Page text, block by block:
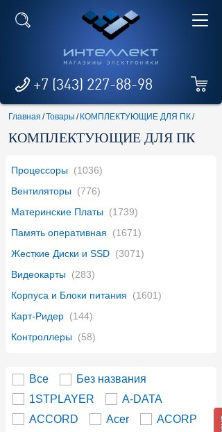
+7 (343) 227-88-98
Главная /Товары / КОМПЛЕКТУЮЩИЕ ДЛЯ ПК/
КОМПЛЕКТУЮЩИЕ ДЛЯ ПК
Процессоры (1036)
Вентиляторы (776)
Материнские Платы (1739)
Память оперативная
(1671)
Жесткие Диски и SSD (3071)
Видеокарты (283)
Корпуса и Блоки питания
(1601)
Карт-Ридер (144)
Контроллеры (58)
Все
Без названия
1STPLAYER
A-DATA
ACCORD
Acer
ACORP